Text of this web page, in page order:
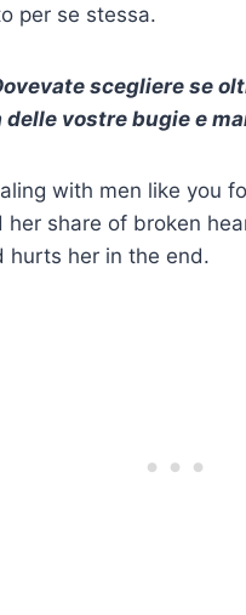
per se stessa.
scegliere se
vostre bugie e
with men like you
share of broken
hurts her in the end.